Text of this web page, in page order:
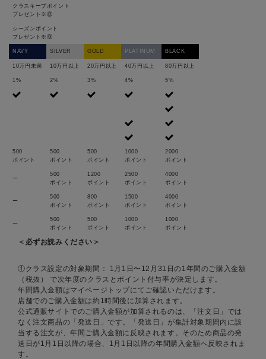
クラスキープポイント
プレゼント※⑧
シーズンポイント
プレゼント※⑨
NAVY SILVER GOLD PLATINUM BLACK
10万円未満 10万円以上 20万円以上 40万円以上 80万円以上
1% 2% 3% 4% 5%
500
ポイント
500
ポイント
500
ポイント
1000
ポイント
2000
ポイント
ー
500
ポイント
1200
ポイント
2500
ポイント
4000
ポイント
ー
500
ポイント
800
ポイント
1500
ポイント
4000
ポイント
ー
500
ポイント
500
ポイント
1000
ポイント
1000
ポイント
＜必ずお読みください＞
①クラス設定の対象期間： 1月1日〜12月31日の1年間のご購入金額
（税抜） で次年度のクラスとポイント付与率が決定します。
年間購入金額はマイページトップにてご確認いただけます。
店舗でのご購入金額は約1時間後に加算されます。
公式通販サイトでのご購入金額が加算されるのは、「注文日」では
なく注文商品の「発送日」です。「発送日」が集計対象期間内に該
当する注文が、年間ご購入金額に反映されます。そのため商品の発
送日が1月1日以降の場合、1月1日以降の年間購入金額へ反映されま
す。